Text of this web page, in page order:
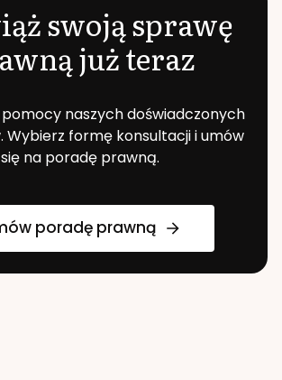
swoją sprawę
już teraz
naszych doświadczonych
Wybierz formę konsultacji i umów
się na poradę prawną.
poradę prawną